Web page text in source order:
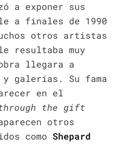
a exponer sus
a finales de 1990
otros artistas
resultaba muy
llegara a
galerías. Su fama
en el
the gift
otros
como Shepard